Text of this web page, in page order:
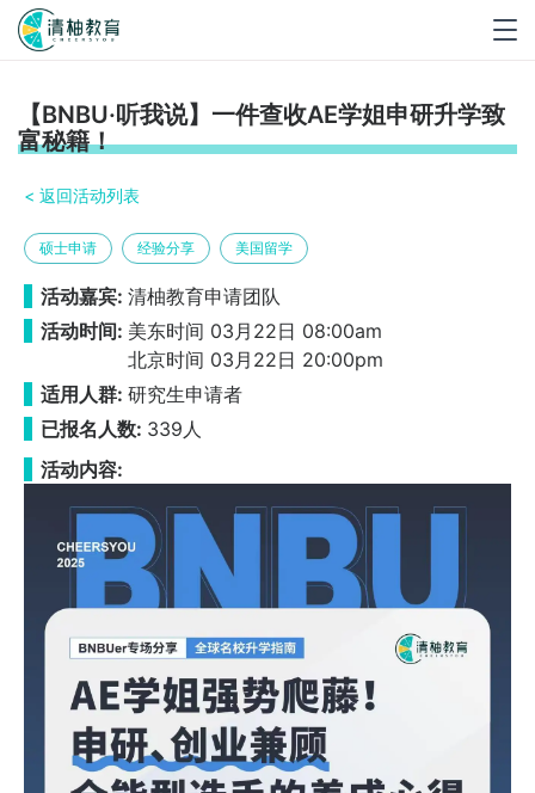
【BNBU·听我说】一件查收AE学姐申研升学致
富秘籍！
硕士申请 经验分享 美国留学
活动嘉宾: 清柚教育申请团队
活动时间: 美东时间 03月22日 08:00am
北京时间 03月22日 20:00pm
适用人群: 研究生申请者
已报名人数: 339人
活动内容:
< 返回活动列表